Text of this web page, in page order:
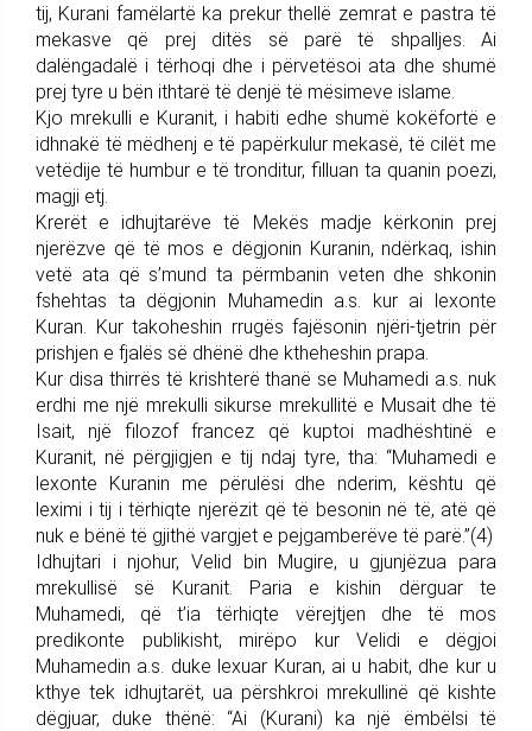
tij, Kurani famëlartë ka prekur thellë zemrat e pastra të
mekasve që prej ditës së parë të shpalljes. Ai
dalëngadalë i tërhoqi dhe i përvetësoi ata dhe shumë
prej tyre u bën ithtarë të denjë të mësimeve islame.
Kjo mrekulli e Kuranit, i habiti edhe shumë kokëfortë e
idhnakë të mëdhenj e të papërkulur mekasë, të cilët me
vetëdije të humbur e të tronditur, filluan ta quanin poezi,
magji etj.
Krerët e idhujtarëve të Mekës madje kërkonin prej
njerëzve që të mos e dëgjonin Kuranin, ndërkaq, ishin
vetë ata që s’mund ta përmbanin veten dhe shkonin
fshehtas ta dëgjonin Muhamedin a.s. kur ai lexonte
Kuran. Kur takoheshin rrugës fajësonin njëri-tjetrin për
prishjen e fjalës së dhënë dhe ktheheshin prapa.
Kur disa thirrës të krishterë thanë se Muhamedi a.s. nuk
erdhi me një mrekulli sikurse mrekullitë e Musait dhe të
Isait, një filozof francez që kuptoi madhështinë e
Kuranit, në përgjigjen e tij ndaj tyre, tha: “Muhamedi e
lexonte Kuranin me përulësi dhe nderim, kështu që
leximi i tij i tërhiqte njerëzit që të besonin në të, atë që
nuk e bënë të gjithë vargjet e pejgamberëve të parë.”(4)
Idhujtari i njohur, Velid bin Mugire, u gjunjëzua para
mrekullisë së Kuranit. Paria e kishin dërguar te
Muhamedi, që t’ia tërhiqte vërejtjen dhe të mos
predikonte publikisht, mirëpo kur Velidi e dëgjoi
Muhamedin a.s. duke lexuar Kuran, ai u habit, dhe kur u
kthye tek idhujtarët, ua përshkroi mrekullinë që kishte
dëgjuar, duke thënë: “Ai (Kurani) ka një ëmbëlsi të